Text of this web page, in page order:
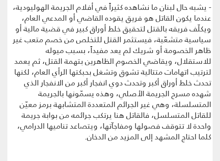
- يشبه حال لبنان ما نشاهده كثيراً في أفلام الجريمة الهوليودية،
عندما يكون القاتل هو فريق يقوده القاضي أو المدعي العام،
ويكلّف فريقه بالقتل لتحقيق خلط أوراق كبير في قضية مالية أو
سياسية متشعّبة، فيستثمر القتل للتخلص من خصم متعب غير
ظاهر الخصومة أو شريك لم يعد مفيداً، بسبب ميوله
للاستقلال، ويقاضي الخصوم الظاهرين بتهمة القتل، ثم يعمد
لترتيب اتهامات متتالية تشوق وتشغل بحبكتها الرأي العام، لكنها
تحدث خلط أوراق أكبر وتحدث دوي انفجار أكبر من الانفجار الذي
شهده مسرح الجريمة الأصلي، وهذه يسمّونها بالجريمة
المتسلسلة، وهي غير الجرائم المتعددة المتشابهة برمز معيّن
للقاتل المتسلسل، فالقاتل هنا يرتكب جرائمه من بوابة جريمة
واحدة لا تتوقف فصولها ومفاجآتها، ويتصاعد تناميها الدرامي،
كلما احتاج المشهد إلى المزيد من الدخان.